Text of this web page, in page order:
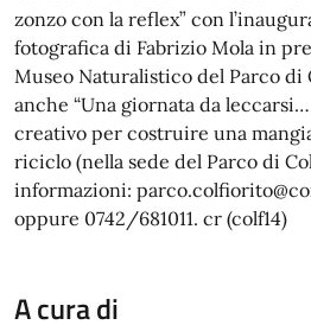
zonzo con la reflex” con
fotografica di Fabrizio Mola in
Museo Naturalistico del Parco di
anche “Una giornata da
creativo per costruire una
riciclo (nella sede del Parco di
informazioni:
oppure 0742/681011. cr (colf14)
A cura di